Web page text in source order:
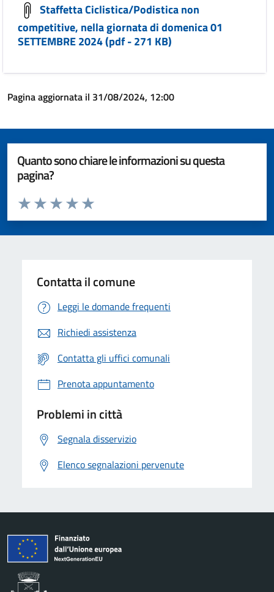
Staffetta Ciclistica/Podistica non
competitive, nella giornata di domenica 01
SETTEMBRE 2024 (pdf - 271 KB)
Pagina aggiornata il 31/08/2024, 12:00
Quanto sono chiare le informazioni su questa
pagina?
Valuta da 1 a 5 stelle la pagina
Valuta 5 stelle su 5
Valuta 4 stelle su 5
Valuta 3 stelle su 5
Valuta 2 stelle su 5
Valuta 1 stelle su 5
Contatta il comune
Leggi le domande frequenti
Richiedi assistenza
Contatta gli uffici comunali
Prenota appuntamento
Problemi in città
Segnala disservizio
Elenco segnalazioni pervenute